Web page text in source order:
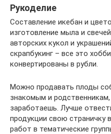
Рукоделие
Составление икебан и
изготовление мыла и
авторских кукол и
скрапбукинг – все это
конвертированы в рубли.
Можно продавать плоды
знакомым и
заработаешь. Лучше
продукции свою страничку
работ в тематические